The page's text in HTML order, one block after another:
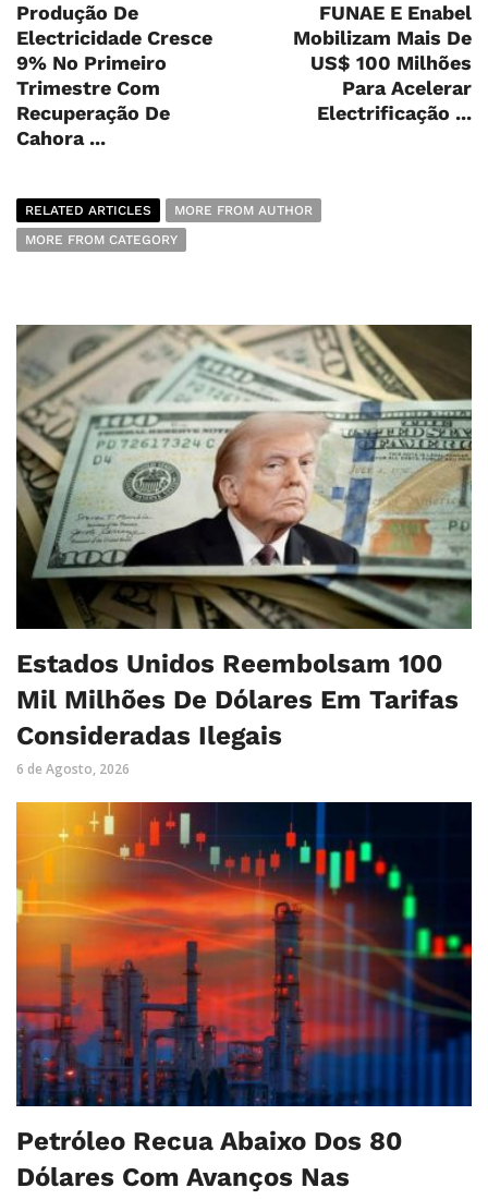
Produção De
Electricidade Cresce
9% No Primeiro
Trimestre Com
Recuperação De
Cahora ...
FUNAE E Enabel
Mobilizam Mais De
US$ 100 Milhões
Para Acelerar
Electrificação ...
RELATED ARTICLES
MORE FROM AUTHOR
MORE FROM CATEGORY
Estados Unidos Reembolsam 100
Mil Milhões De Dólares Em Tarifas
Consideradas Ilegais
6 de Agosto, 2026
Petróleo Recua Abaixo Dos 80
Dólares Com Avanços Nas